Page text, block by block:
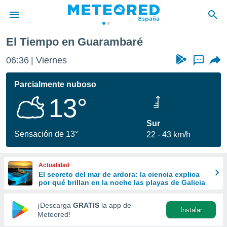
de
por
se
calidad.
a este
las
y
forma
digital
basada
El Tiempo en Guarambaré
06:36 Viernes ...
Parcialmente nuboso
13°
Sensación de 13°
Sur
22
43 km/h
Actualidad
El secreto del mar de ardora: la ciencia explica
por qué brillan en la noche las playas de Galicia
¡Descarga GRATIS la app de
Meteored!
Instalar